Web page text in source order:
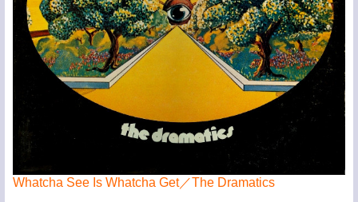
Whatcha See Is Whatcha Get／The Dramatics